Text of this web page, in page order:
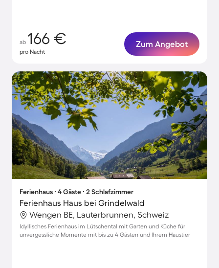
ab 166 €
pro Nacht
Zum Angebot
Ferienhaus ∙ 4 Gäste ∙ 2 Schlafzimmer
Ferienhaus Haus bei Grindelwald
Wengen BE, Lauterbrunnen, Schweiz
Idyllisches Ferienhaus im Lütschental mit Garten und Küche für
unvergessliche Momente mit bis zu 4 Gästen und Ihrem Haustier